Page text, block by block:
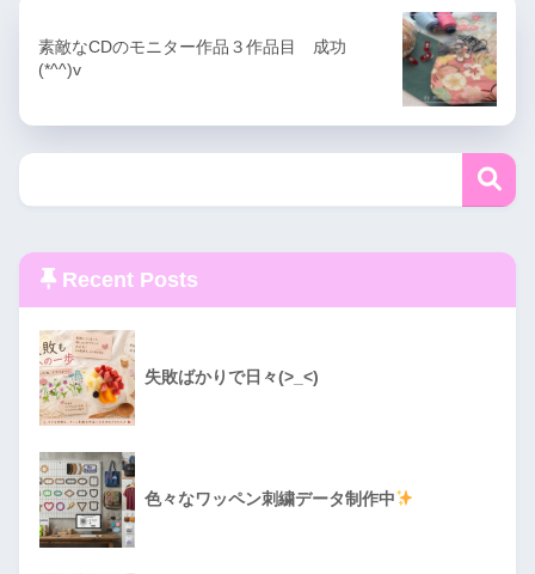
素敵なCDのモニター作品３作品目 成功
(*^^)v
Recent Posts
失敗ばかりで日々(>_<)
色々なワッペン刺繍データ制作中